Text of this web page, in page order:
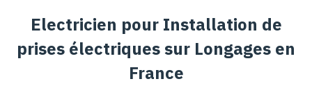
Electricien pour Installation de
prises électriques sur Longages en
France